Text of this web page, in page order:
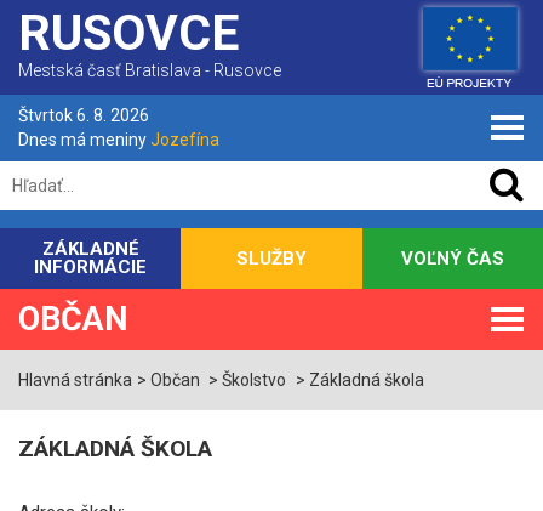
RUSOVCE
Mestská časť Bratislava - Rusovce
Štvrtok 6. 8. 2026
Dnes má meninyJozefína
ZÁKLADNÉ
INFORMÁCIE
OBČAN
SLUŽBY VOĽNÝ ČAS
Hlavná stránka Občan Školstvo Základná škola
ZÁKLADNÁ ŠKOLA